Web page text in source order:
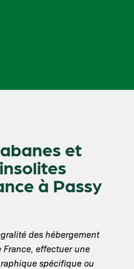
et
à Passy
des hébergement
France, effectuer une
spécifique ou